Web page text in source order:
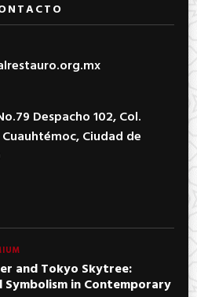
Despacho 102, Col.
Ciudad de
and Tokyo Skytree:
in Contemporary